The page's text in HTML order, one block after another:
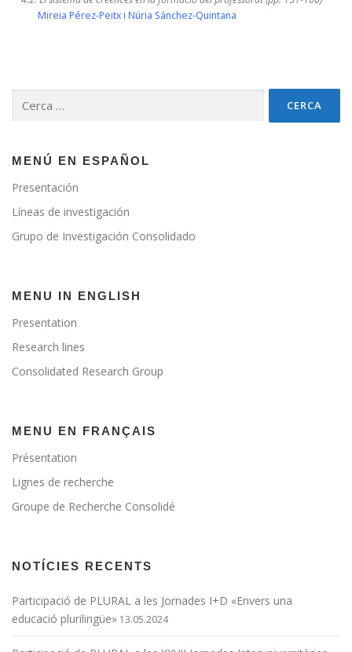
Mireia Pérez-Peitx i Núria Sánchez-Quintana
MENÚ EN ESPAÑOL
Presentación
Líneas de investigación
Grupo de Investigación Consolidado
MENU IN ENGLISH
Presentation
Research lines
Consolidated Research Group
MENU EN FRANÇAIS
Présentation
Lignes de recherche
Groupe de Recherche Consolidé
NOTÍCIES RECENTS
Participació de PLURAL a les Jornades I+D «Envers una
educació plurilingüe» 13.05.2024